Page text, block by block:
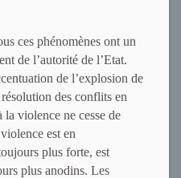
ces phénomènes ont un
de l’autorité de l’Etat.
de l’explosion de
des conflits en
violence ne cesse de
est en
plus forte, est
plus anodins. Les